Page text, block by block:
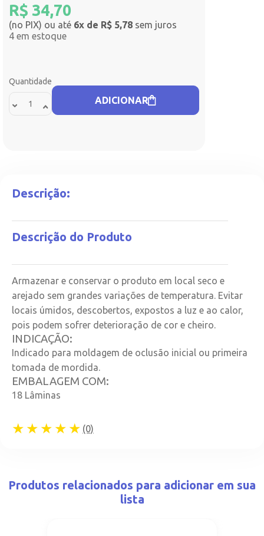
R$ 34,70
(no PIX) ou até 6x de R$ 5,78 sem juros
4 em estoque
Quantidade
ADICIONAR
Descrição:
Descrição do Produto
Armazenar e conservar o produto em local seco e
arejado sem grandes variações de temperatura. Evitar
locais úmidos, descobertos, expostos a luz e ao calor,
pois podem sofrer deterioração de cor e cheiro.
INDICAÇÃO:
Indicado para moldagem de oclusão inicial ou primeira
tomada de mordida.
EMBALAGEM COM:
18 Lâminas
★★★★★ (0)
Produtos relacionados para adicionar em sua
lista